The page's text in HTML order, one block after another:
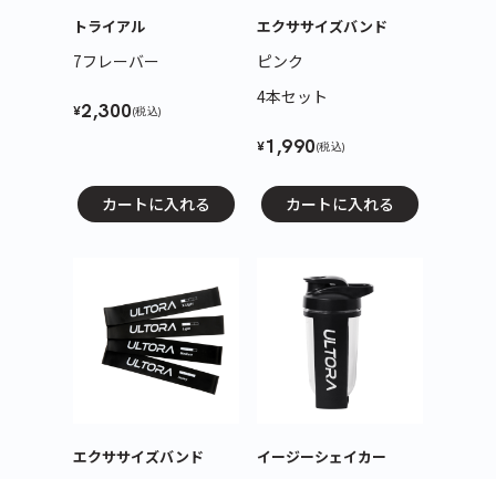
トライアル
7フレーバー
¥2,300(税込)
カートに入れる
エクササイズバンド
ピンク
4本セット
¥1,990(税込)
カートに入れる
エクササイズバンド イージーシェイカー